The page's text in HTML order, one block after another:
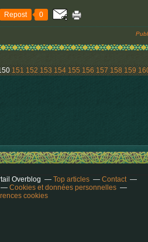
Repost 0
151 152 153 154 155 156 157 158 159
Overblog Top articles
Contact
Cookies et données personnelles
cookies